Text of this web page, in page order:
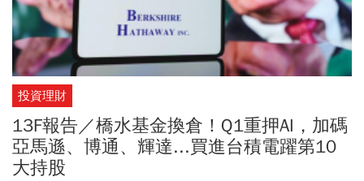
投資理財
13F報告／橋水基金換倉！Q1重押AI，加碼
亞馬遜、博通、輝達...買進台積電躍第10
大持股